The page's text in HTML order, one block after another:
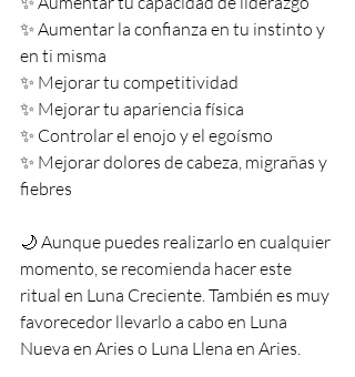
✨ Aumentar la confianza en tu instinto y
en ti misma
✨ Mejorar tu competitividad
✨ Mejorar tu apariencia física
✨ Controlar el enojo y el egoísmo
✨ Mejorar dolores de cabeza, migrañas y
fiebres
🌙 Aunque puedes realizarlo en cualquier
momento, se recomienda hacer este
ritual en Luna Creciente. También es muy
favorecedor llevarlo a cabo en Luna
Nueva en Aries o Luna Llena en Aries.